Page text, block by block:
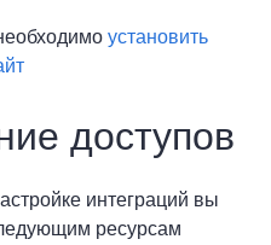
установить
доступов
интеграций вы
ресурсам